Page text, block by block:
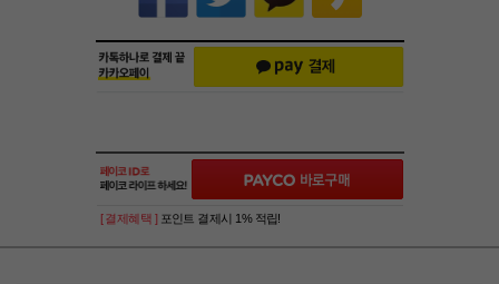
[ 결제혜택 ] 포인트 결제시 1% 적립!